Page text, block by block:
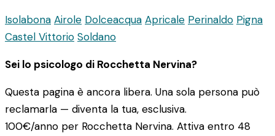
Isolabona Airole Dolceacqua Apricale Perinaldo Pigna
Castel Vittorio Soldano
Sei lo psicologo di Rocchetta Nervina?
Questa pagina è ancora libera. Una sola persona può
reclamarla — diventa la tua, esclusiva.
100€/anno per Rocchetta Nervina. Attiva entro 48